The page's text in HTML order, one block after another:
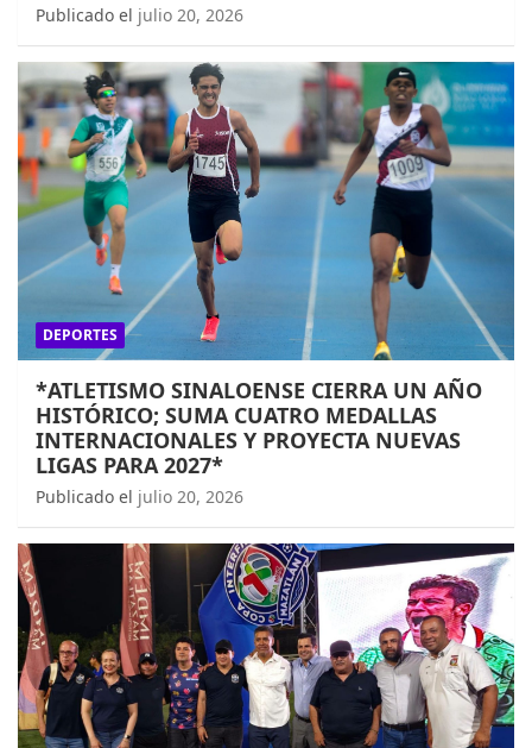
Publicado el julio 20, 2026
DEPORTES
*ATLETISMO SINALOENSE CIERRA UN AÑO
HISTÓRICO; SUMA CUATRO MEDALLAS
INTERNACIONALES Y PROYECTA NUEVAS
LIGAS PARA 2027*
Publicado el julio 20, 2026